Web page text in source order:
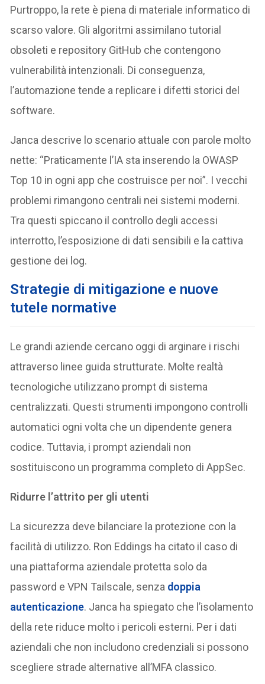
Purtroppo, la rete è piena di materiale informatico di
scarso valore. Gli algoritmi assimilano tutorial
obsoleti e repository GitHub che contengono
vulnerabilità intenzionali. Di conseguenza,
l’automazione tende a replicare i difetti storici del
software.
Janca descrive lo scenario attuale con parole molto
nette: “Praticamente l’IA sta inserendo la OWASP
Top 10 in ogni app che costruisce per noi”. I vecchi
problemi rimangono centrali nei sistemi moderni.
Tra questi spiccano il controllo degli accessi
interrotto, l’esposizione di dati sensibili e la cattiva
gestione dei log.
Strategie di mitigazione e nuove
tutele normative
Le grandi aziende cercano oggi di arginare i rischi
attraverso linee guida strutturate. Molte realtà
tecnologiche utilizzano prompt di sistema
centralizzati. Questi strumenti impongono controlli
automatici ogni volta che un dipendente genera
codice. Tuttavia, i prompt aziendali non
sostituiscono un programma completo di AppSec.
Ridurre l’attrito per gli utenti
La sicurezza deve bilanciare la protezione con la
facilità di utilizzo. Ron Eddings ha citato il caso di
una piattaforma aziendale protetta solo da
password e VPN Tailscale, senza doppia
autenticazione. Janca ha spiegato che l’isolamento
della rete riduce molto i pericoli esterni. Per i dati
aziendali che non includono credenziali si possono
scegliere strade alternative all’MFA classico.